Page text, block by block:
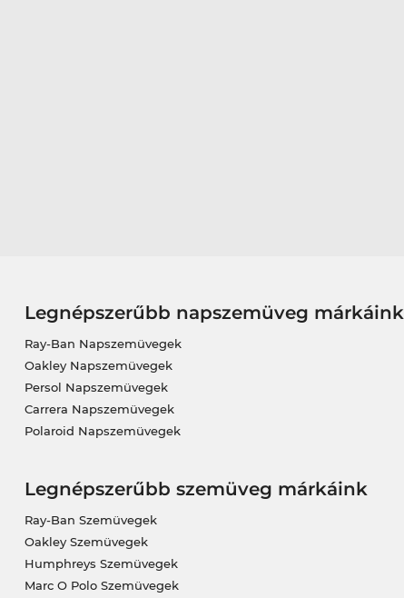
Legnépszerűbb napszemüveg márkáink
Ray-Ban Napszemüvegek
Oakley Napszemüvegek
Persol Napszemüvegek
Carrera Napszemüvegek
Polaroid Napszemüvegek
Legnépszerűbb szemüveg márkáink
Ray-Ban Szemüvegek
Oakley Szemüvegek
Humphreys Szemüvegek
Marc O Polo Szemüvegek